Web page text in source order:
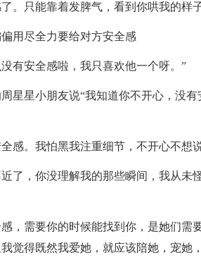
。只能靠着发脾气，看到你哄我的样
用尽全力要给对方安全感
有安全感啦，我只喜欢他一个呀。”
星星小朋友说“我知道你不开心，没有
感。我怕黑我注重细节，不开心不想
了，你没理解我的那些瞬间，我从未
，需要你的时候能找到你，是她们需
觉得既然我爱她，就应该陪她，宠她